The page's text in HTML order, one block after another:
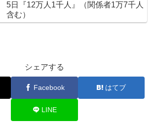
5日『12万人1千人』（関係者1万7千人
含む）
シェアする
Facebook はてブ
LINE